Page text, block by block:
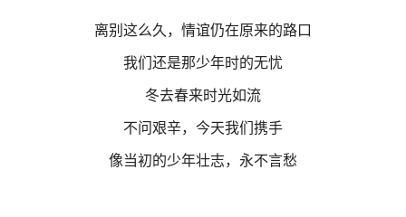
离别这么久，情谊仍在原来的路口
我们还是那少年时的无忧
冬去春来时光如流
不问艰辛，今天我们携手
像当初的少年壮志，永不言愁